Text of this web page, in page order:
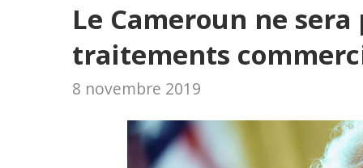
Le Cameroun ne
traitements
8 novembre 2019